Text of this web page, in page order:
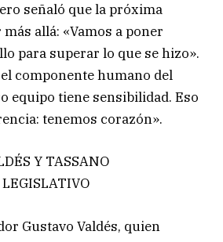
señaló que la próxima
allá: «Vamos a poner
para superar lo que se hizo».
componente humano del
equipo tiene sensibilidad. Eso
tenemos corazón».
Y TASSANO
Gustavo Valdés, quien